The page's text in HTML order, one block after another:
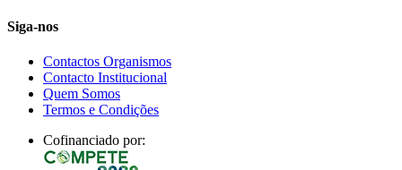
Siga-nos
Contactos Organismos
Contacto Institucional
Quem Somos
Termos e Condições
Cofinanciado por: